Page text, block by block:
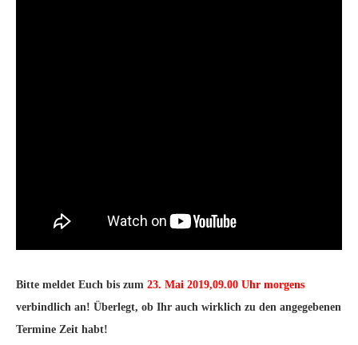
Bitte meldet Euch bis zum 23. Mai 2019,09.00 Uhr morgens
verbindlich an! Überlegt, ob Ihr auch wirklich zu den angegebenen
Termine Zeit habt!